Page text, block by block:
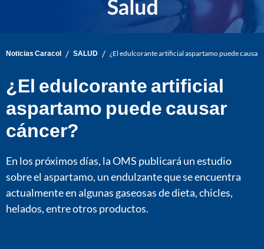
Noticias Caracol / SALUD / ¿El edulcorante artificial aspartamo puede causar
¿El edulcorante artificial
aspartamo puede causar
cáncer?
En los próximos días, la OMS publicará un estudio
sobre el aspartamo, un endulzante que se encuentra
actualmente en algunas gaseosas de dieta, chicles,
helados, entre otros productos.